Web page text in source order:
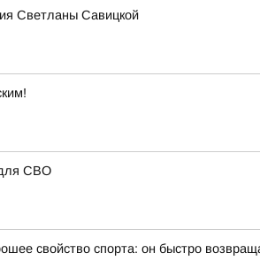
Светланы Савицкой
для СВО
свойство спорта: он быстро